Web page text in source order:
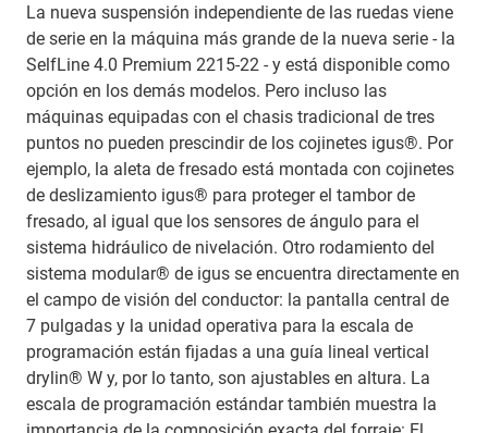
La nueva suspensión independiente de las ruedas viene
de serie en la máquina más grande de la nueva serie - la
SelfLine 4.0 Premium 2215-22 - y está disponible como
opción en los demás modelos. Pero incluso las
máquinas equipadas con el chasis tradicional de tres
puntos no pueden prescindir de los cojinetes igus®. Por
ejemplo, la aleta de fresado está montada con cojinetes
de deslizamiento igus® para proteger el tambor de
fresado, al igual que los sensores de ángulo para el
sistema hidráulico de nivelación. Otro rodamiento del
sistema modular® de igus se encuentra directamente en
el campo de visión del conductor: la pantalla central de
7 pulgadas y la unidad operativa para la escala de
programación están fijadas a una guía lineal vertical
drylin® W y, por lo tanto, son ajustables en altura. La
escala de programación estándar también muestra la